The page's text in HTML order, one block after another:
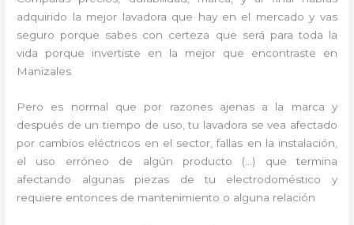
adquirido la mejor lavadora que hay en el mercado y vas
seguro porque sabes con certeza que será para toda la
vida porque invertiste en la mejor que encontraste en
Manizales
Pero es normal que por razones ajenas a la marca y
después de un tiempo de uso, tu lavadora se vea afectado
por cambios eléctricos en el sector, fallas en la instalación,
el uso erróneo de algún producto (…) que termina
afectando algunas piezas de tu electrodoméstico y
requiere entonces de mantenimiento o alguna relación